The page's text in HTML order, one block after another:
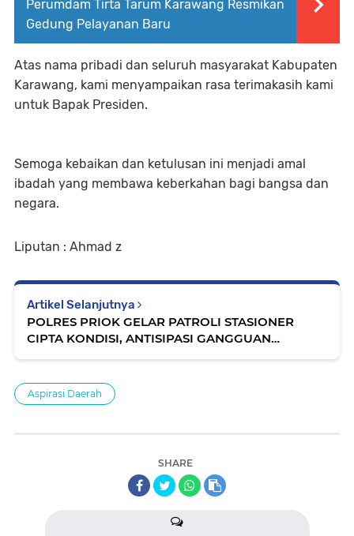
Perumdam Tirta Tarum Karawang Resmikan
Gedung Pelayanan Baru
Atas nama pribadi dan seluruh masyarakat Kabupaten
Karawang, kami menyampaikan rasa terimakasih kami
untuk Bapak Presiden.
Semoga kebaikan dan ketulusan ini menjadi amal
ibadah yang membawa keberkahan bagi bangsa dan
negara.
Liputan : Ahmad z
Artikel Selanjutnya
POLRES PRIOK GELAR PATROLI STASIONER
CIPTA KONDISI, ANTISIPASI GANGGUAN
Aspirasi Daerah
SHARE